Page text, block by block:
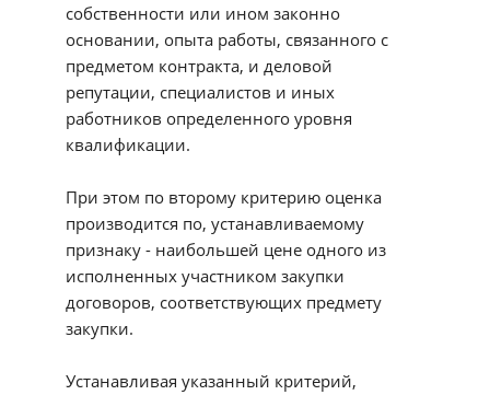
собственности или ином законно
основании, опыта работы, связанного с
предметом контракта, и деловой
репутации, специалистов и иных
работников определенного уровня
квалификации.
При этом по второму критерию оценка
производится по, устанавливаемому
признаку - наибольшей цене одного из
исполненных участником закупки
договоров, соответствующих предмету
закупки.
Устанавливая указанный критерий,